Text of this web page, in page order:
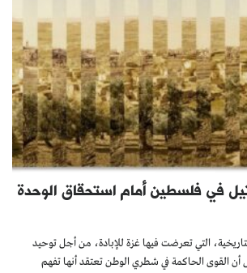
في فلسطين أمام استحقاق الوحدة
التي تعرضت فيها غزة للإبادة، من أجل توحيد
القوى الحاكمة في شطري الوطن تعتقد أنها تفهم